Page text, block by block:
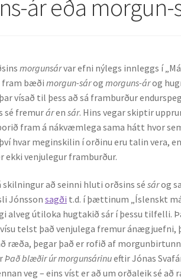
ár eða morgun-
morgunsárvar efni nýlegs innleggs í
fram bæðimorgun-sárogmorguns-árog
vísað til þess að sá framburður
sé fremurárensár. Hins vegar skiptir
fram á nákvæmlega sama hátt hvor
hvar meginskilin í orðinu eru talin vera,
ekki venjulegur framburður.
skilningur að seinni hluti orðsins sésárog
Jónssonsagði t.d. í þættinum „Íslenskt
alveg útiloka hugtakið sár í þessu tilfelli.
vísu telst það venjulega fremur
ræða, þegar það er rofið af
Það blæðir úr morgunsárinueftir Jónas
veg – eins víst er að um orðaleik sé að